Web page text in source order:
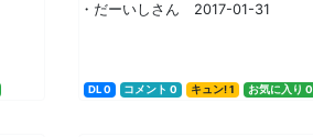
・だーいしさん 2017-01-31
DL 0 コメント 0 キュン! 1 お気に入り 0